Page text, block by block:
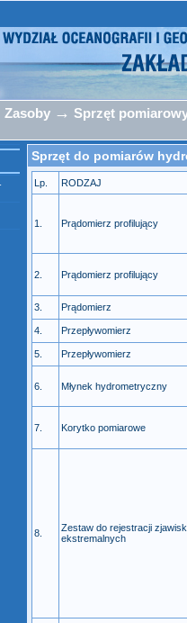
Zasoby → Sprzęt
Sprzęt do pomiarów
Lp. RODZAJ
1. Prądomierz profilujący
2. Prądomierz profilujący
3. Prądomierz
4. Przepływomierz
5. Przepływomierz
6. Młynek hydrometryczny
7. Korytko pomiarowe
8.
Zestaw do rejestracji zjawisk
ekstremalnych